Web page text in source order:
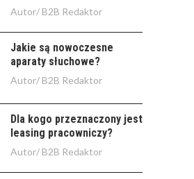
Autor/ B2B Redaktor
Jakie są nowoczesne
aparaty słuchowe?
Autor/ B2B Redaktor
Dla kogo przeznaczony jest
leasing pracowniczy?
Autor/ B2B Redaktor